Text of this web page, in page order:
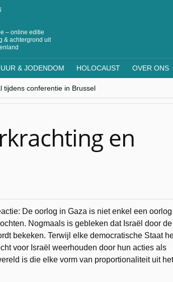
– online editie
& achtergrond uit
& JODENDOM HOLOCAUST OVER ONS
tijdens conferentie in Brussel
begrijpt”, Jinnih Beels (Vooruit)
Europa
en
De oorlog in Gaza is niet enkel een oorlog
Nogmaals is gebleken dat Israël door de
bekeken. Terwijl elke democratische Staat
voor Israël weerhouden door hun acties als
is die elke vorm van proportionaliteit uit het